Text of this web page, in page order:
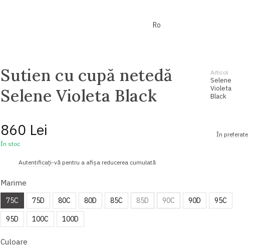
Ro
Sutien cu cupă netedă
Selene Violeta Black
Articol
Selene
Violeta
Black
860 Lei
În stoc
În preferate
Autentificați-vă pentru a afișa reducerea cumulată
Marime
75C 75D 80C 80D 85C 85D 90C 90D 95С
95D 100C 100D
Culoare